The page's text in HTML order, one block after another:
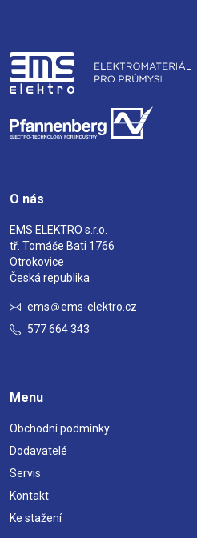
O nás
EMS ELEKTRO s.r.o.
tř. Tomáše Bati 1766
Otrokovice
Česká republika
ems
ems-elektro.cz
577 664 343
Menu
Obchodní podmínky
Dodavatelé
Servis
Kontakt
Ke stažení